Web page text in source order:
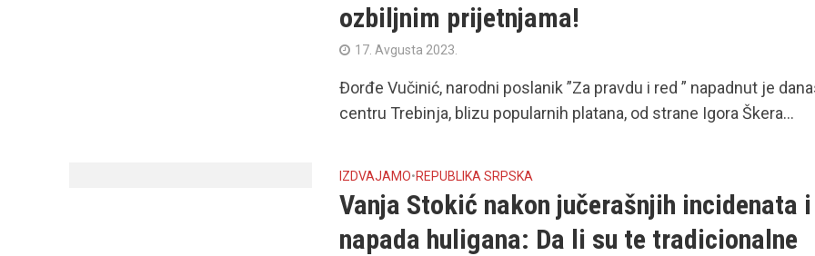
ozbiljnim prijetnjama!
17. Avgusta 2023.
Đorđe Vučinić, narodni poslanik ”Za pravdu i red ” napadnut je
centru Trebinja, blizu popularnih platana, od strane Igora Škera...
IZDVAJAMO• REPUBLIKA SRPSKA
Vanja Stokić nakon jučerašnjih incidenata i
napada huligana: Da li su te tradicionalne